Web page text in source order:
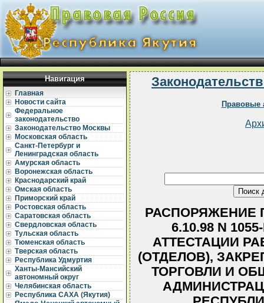
Навигация
Главная
Новости сайта
Федеральное
законодательство
Законодательство Москвы
Московская область
Санкт-Петербург и
Ленинградская область
Амурская область
Воронежская область
Краснодарский край
Омская область
Приморский край
Ростовская область
Саратовская область
Свердловская область
Тульская область
Тюменская область
Тверская область
Республика Удмуртия
Ханты-Мансийский
автономный округ
Челябинская область
Республика САХА (Якутия)
Правовые
РАСПОРЯЖЕНИЕ
6.10.98 N
АТТЕСТАЦИИ
(ОТДЕЛОВ),
ТОРГОВЛИ И